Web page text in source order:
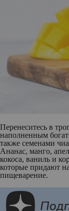
Перенеситесь в
наполненным
также семенами
Ананас, манго,
кокоса, ваниль и
которые придают
пищеварение.